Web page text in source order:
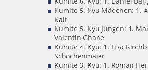
Kumite 5. Kyu Mädchen: 1.
Kalt
Kumite 5. Kyu Jungen: 1.
Valentin Ghane
Kumite 4. Kyu: 1. Lisa
Schochenmaier
Kumite 3. Kyu: 1. Roman